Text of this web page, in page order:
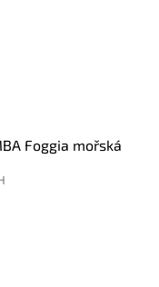
Foggia mořská